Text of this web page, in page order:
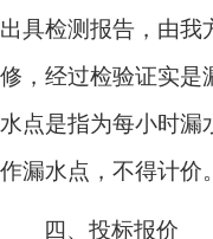
出具检测报告，由我
修，经过检验证实是
水点是指为每小时漏
作漏水点，不得计价。
四、投标报价